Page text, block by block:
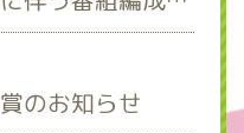
のお知らせ